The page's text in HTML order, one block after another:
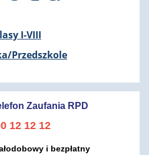
I-VIII
Przedszkole
Zaufania RPD
12 12 12
i bezpłatny